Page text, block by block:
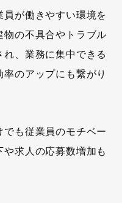
が働きやすい環境を
の不具合やトラブル
、業務に集中できる
のアップにも繋がり
でも従業員のモチベー
求人の応募数増加も